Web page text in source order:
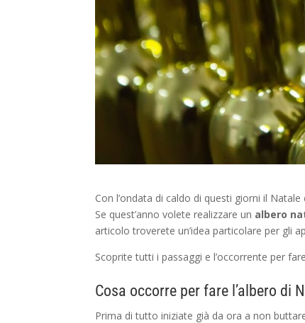
Con l’ondata di caldo di questi giorni il
Se quest’anno volete realizzare un albero
articolo troverete un’idea particolare per gli
Scoprite tutti i passaggi e l’occorrente per fare
Cosa occorre per fare l’albero di
Prima di tutto iniziate già da ora a non